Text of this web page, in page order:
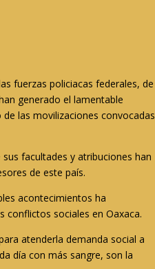
fuerzas policiacas federales, de
generado el lamentable
las movilizaciones convocadas
facultades y atribuciones han
de este país.
acontecimientos ha
conflictos sociales en Oaxaca.
atenderla demanda social a
día con más sangre, son la